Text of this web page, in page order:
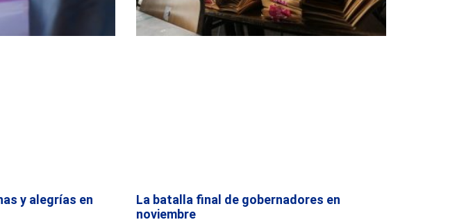
y alegrías en
La batalla final de gobernadores en
noviembre